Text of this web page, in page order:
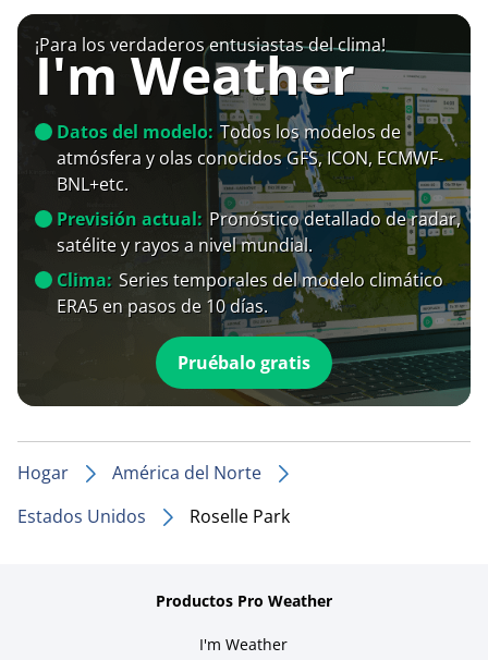
¡Para los verdaderos entusiastas del clima!
I'm Weather
Datos del modelo: Todos los modelos de
atmósfera y olas conocidos GFS, ICON, ECMWF-
BNL+etc.
Previsión actual: Pronóstico detallado de radar,
satélite y rayos a nivel mundial.
Clima: Series temporales del modelo climático
ERA5 en pasos de 10 días.
Pruébalo gratis
Hogar
América del Norte
Estados Unidos
Roselle Park
Productos Pro Weather
I'm Weather